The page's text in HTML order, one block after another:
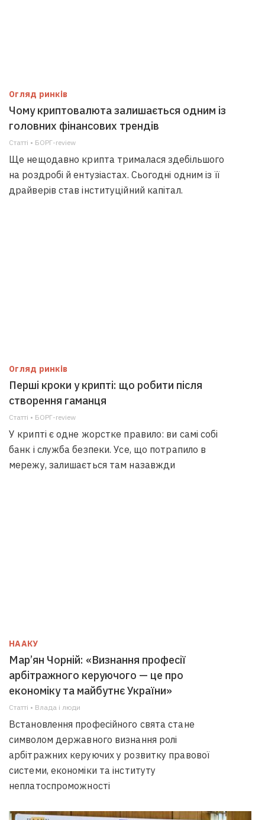
Огляд ринків
Чому криптовалюта залишається одним із
головних фінансових трендів
Статті • БОРГ-review
Ще нещодавно крипта трималася здебільшого
на роздробі й ентузіастах. Сьогодні одним із її
драйверів став інституційний капітал.
Огляд ринків
Перші кроки у крипті: що робити після
створення гаманця
Статті • БОРГ-review
У крипті є одне жорстке правило: ви самі собі
банк і служба безпеки. Усе, що потрапило в
мережу, залишається там назавжди
НААКУ
Мар’ян Чорній: «Визнання професії
арбітражного керуючого — це про
економіку та майбутнє України»
Статті • Влада i люди
Встановлення професійного свята стане
символом державного визнання ролі
арбітражних керуючих у розвитку правової
системи, економіки та інституту
неплатоспроможності